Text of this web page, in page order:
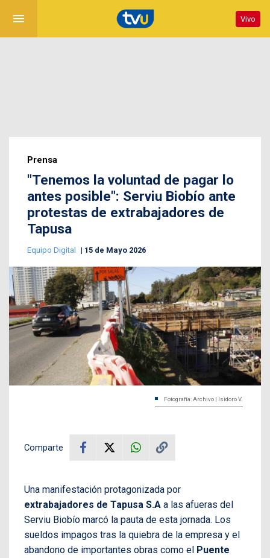
menu Vivo
Prensa
"Tenemos la voluntad de pagar lo
antes posible": Serviu Biobío ante
protestas de extrabajadores de
Tapusa
Equipo Digital 15 de Mayo 2026
Fotografía: Archivo | Isidoro V.
Comparte
Una manifestación protagonizada por
extrabajadores de Tapusa S.A a las afueras del
Serviu Biobío marcó la pauta de esta jornada. Los
sueldos impagos tras la quiebra de la empresa y el
abandono de importantes obras como el Puente